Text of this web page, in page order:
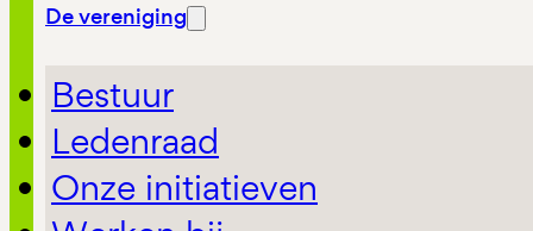
De vereniging
Bestuur
Ledenraad
Onze initiatieven